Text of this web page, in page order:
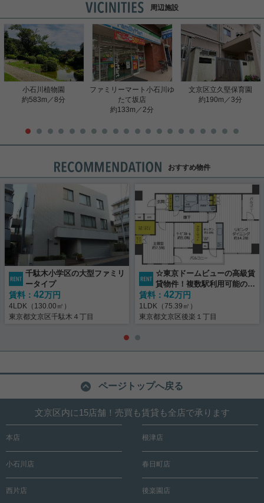
周辺施設
小石川植物園
約583m／8分
ファミリーマート小石川ゆ
たて坂店
約133m／2分
文京区立久堅保育園
約190m／3分
おすすめ物件
千駄木小学区の大型ファミリ
ータイプ
賃料： 42万円
4LDK（130.00㎡）
東京都文京区千駄木４丁目
☆東京ドームビューの高級賃
貸物件！複数駅利用可能の好
立地！☆
賃料： 42万円
1LDK（75.39㎡）
東京都文京区後楽１丁目
ページトップへ戻る
文京区内に15店舗！売買も賃貸も全店で承ります
本店 根津店
小石川店 春日町店
西片店 後楽園店